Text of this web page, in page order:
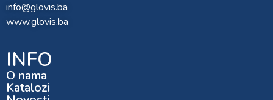
info@glovis.ba
www.glovis.ba
INFO
O nama
Katalozi